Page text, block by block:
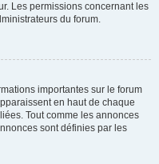
Les permissions concernant les
du forum.
importantes sur le forum
en haut de chaque
Tout comme les annonces
sont définies par les